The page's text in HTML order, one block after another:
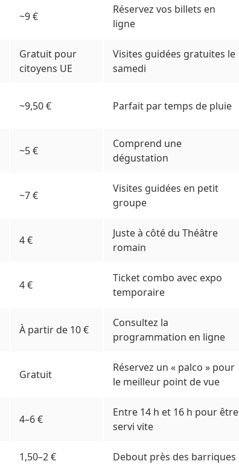
~9 €
Réservez vos billets en
ligne
Gratuit pour
citoyens UE
Visites guidées gratuites le
samedi
~9,50 € Parfait par temps de pluie
~5 €
Comprend une
dégustation
~7 €
Visites guidées en petit
groupe
4 €
Juste à côté du Théâtre
romain
4 €
Ticket combo avec expo
temporaire
À partir de 10 €
Consultez la
programmation en ligne
Gratuit
Réservez un « palco » pour
le meilleur point de vue
4–6 €
Entre 14 h et 16 h pour être
servi vite
1,50–2 € Debout près des barriques